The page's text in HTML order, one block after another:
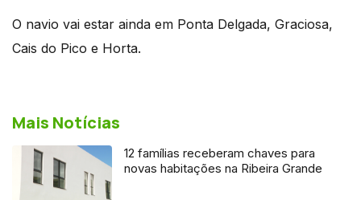
O navio vai estar ainda em Ponta Delgada, Graciosa,
Cais do Pico e Horta.
Mais Notícias
12 famílias receberam chaves para
novas habitações na Ribeira Grande